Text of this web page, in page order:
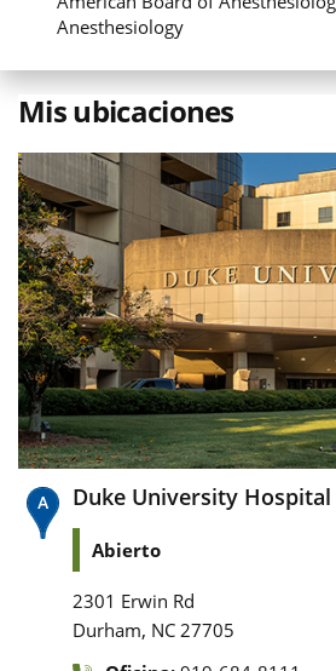
Anesthesiology
Mis ubicaciones
Duke University Hospital
Abierto
2301 Erwin Rd
Durham, NC 27705